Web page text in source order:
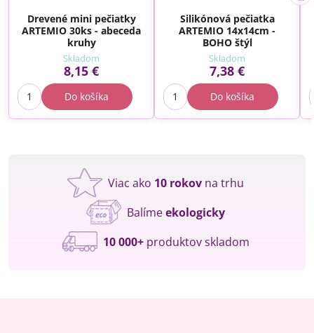
Drevené mini pečiatky
ARTEMIO 30ks - abeceda
kruhy
Skladom
8,15 €
Do košíka
Silikónová pečiatka
ARTEMIO 14x14cm -
BOHO štýl
Skladom
7,38 €
Do košíka
Viac ako 10 rokov na trhu
Balímeekologicky
10 000+produktov skladom